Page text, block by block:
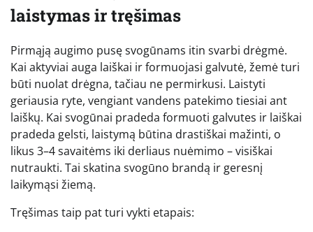
laistymas ir tręšimas
Pirmąją augimo pusę svogūnams itin svarbi drėgmė.
Kai aktyviai auga laiškai ir formuojasi galvutė, žemė turi
būti nuolat drėgna, tačiau ne permirkusi. Laistyti
geriausia ryte, vengiant vandens patekimo tiesiai ant
laiškų. Kai svogūnai pradeda formuoti galvutes ir laiškai
pradeda gelsti, laistymą būtina drastiškai mažinti, o
likus 3–4 savaitėms iki derliaus nuėmimo – visiškai
nutraukti. Tai skatina svogūno brandą ir geresnį
laikymąsi žiemą.
Tręšimas taip pat turi vykti etapais: